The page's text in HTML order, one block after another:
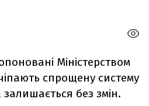
Міністерством
спрощену систему
без змін.